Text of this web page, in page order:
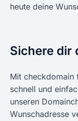
heute deine
Sichere dir
Mit checkdomain
schnell und
unseren
Wunschadresse